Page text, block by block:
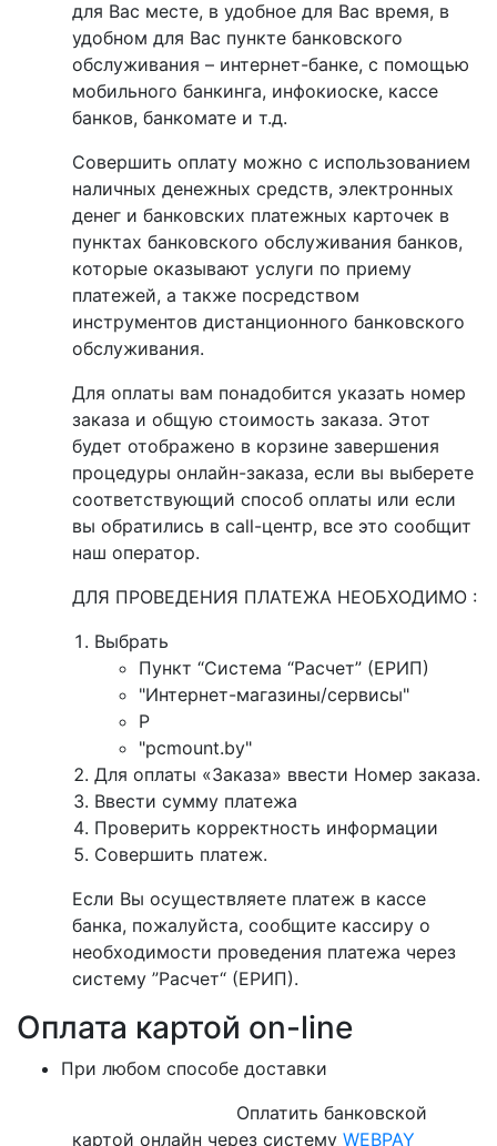
для Вас месте, в удобное для Вас время, в
удобном для Вас пункте банковского
обслуживания – интернет-банке, с помощью
мобильного банкинга, инфокиоске, кассе
банков, банкомате и т.д.
Совершить оплату можно с использованием
наличных денежных средств, электронных
денег и банковских платежных карточек в
пунктах банковского обслуживания банков,
которые оказывают услуги по приему
платежей, а также посредством
инструментов дистанционного банковского
обслуживания.
Для оплаты вам понадобится указать номер
заказа и общую стоимость заказа. Этот
будет отображено в корзине завершения
процедуры онлайн-заказа, если вы выберете
соответствующий способ оплаты или если
вы обратились в call-центр, все это сообщит
наш оператор.
ДЛЯ ПРОВЕДЕНИЯ ПЛАТЕЖА НЕОБХОДИМО :
Выбрать
Пункт “Система “Расчет” (ЕРИП)
"Интернет-магазины/сервисы"
P
"pcmount.by"
Для оплаты «Заказа» ввести Номер заказа.
Ввести сумму платежа
Проверить корректность информации
Совершить платеж.
Если Вы осуществляете платеж в кассе
банка, пожалуйста, сообщите кассиру о
необходимости проведения платежа через
систему ”Расчет“ (ЕРИП).
Оплата картой on-line
При любом способе доставки
Оплатить банковской
картой онлайн через систему WEBPAY